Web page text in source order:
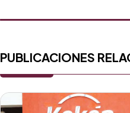
PUBLICACIONES